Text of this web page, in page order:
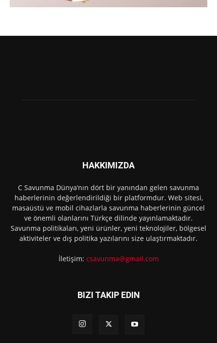
HAKKIMIZDA
C Savunma Dünya’nın dört bir yanından gelen savunma
haberlerinin değerlendirildiği bir platformdur. Web sitesi,
masaüstü ve mobil cihazlarla savunma haberlerinin güncel
ve önemli olanlarını Türkçe dilinde yayınlamaktadır.
Savunma politikaları, yeni ürünler, yeni teknolojiler, bölgesel
aktiviteler ve dış politika yazılarını size ulaştırmaktadır.
İletişim: csavunma@gmail.com
BIZI TAKIP EDIN